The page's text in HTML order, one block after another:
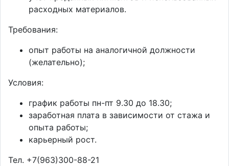
расходных материалов.
Требования:
опыт работы на аналогичной должности
(желательно);
Условия:
график работы пн-пт 9.30 до 18.30;
заработная плата в зависимости от стажа и
опыта работы;
карьерный рост.
Тел. +7(963)300-88-21